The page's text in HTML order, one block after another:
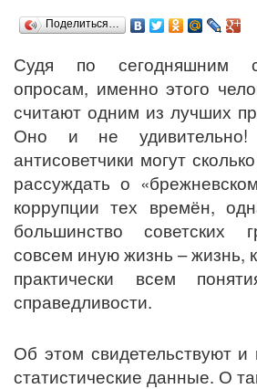
Поделиться…
Судя по сегодняшним
опросам, именно этого
считают одним из лучших
Оно и не удивительно!
антисоветчики могут
рассуждать о
коррупции тех времён,
большинство советских
совсем иную жизнь – жизнь,
практически всем
справедливости.
Об этом свидетельствуют и
статистические данные. О